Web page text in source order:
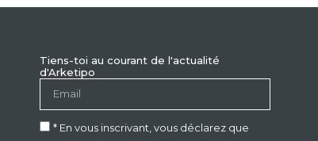
Tiens-toi au courant de l'actualité
d'Arketipo
* En vous inscrivant, vous déclarez que